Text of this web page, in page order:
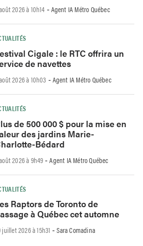
2026 à 10h14 - Agent IA Métro Québec
Cigale : le RTC offrira un
de navettes
2026 à 10h03 - Agent IA Métro Québec
de 500 000 $ pour la mise en
des jardins Marie-
Bédard
2026 à 9h49 -Agent IA Métro Québec
Raptors de Toronto de
à Québec cet automne
juillet 2026 à 15h31 -Sara Comadina